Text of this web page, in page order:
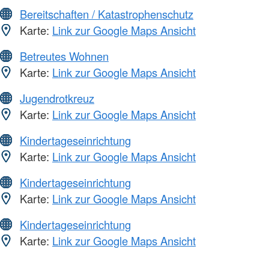
Bereitschaften / Katastrophenschutz
Karte: Link zur Google Maps Ansicht
Betreutes Wohnen
Karte: Link zur Google Maps Ansicht
Jugendrotkreuz
Karte: Link zur Google Maps Ansicht
Kindertageseinrichtung
Karte: Link zur Google Maps Ansicht
Kindertageseinrichtung
Karte: Link zur Google Maps Ansicht
Kindertageseinrichtung
Karte: Link zur Google Maps Ansicht